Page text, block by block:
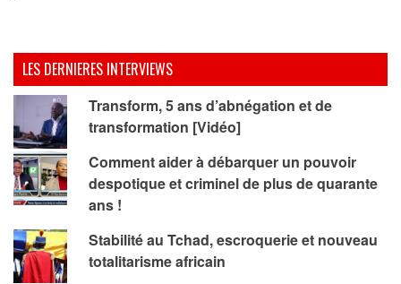
LES DERNIERES INTERVIEWS
Transform, 5 ans d’abnégation et de
transformation [Vidéo]
Comment aider à débarquer un pouvoir
despotique et criminel de plus de quarante
ans !
Stabilité au Tchad, escroquerie et nouveau
totalitarisme africain